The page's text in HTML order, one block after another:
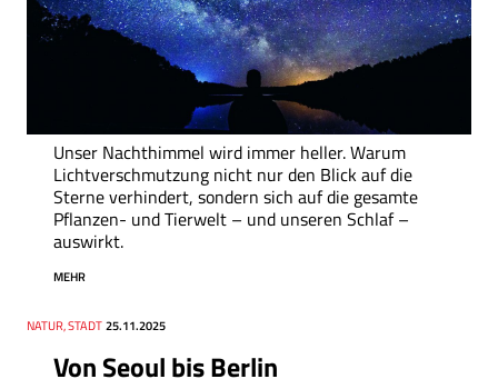
Unser Nachthimmel wird immer heller. Warum
Lichtverschmutzung nicht nur den Blick auf die
Sterne verhindert, sondern sich auf die gesamte
Pflanzen- und Tierwelt – und unseren Schlaf –
auswirkt.
MEHR
Von Seoul bis Berlin
Thema
NATUR, STADT
Datum 25.11.2025